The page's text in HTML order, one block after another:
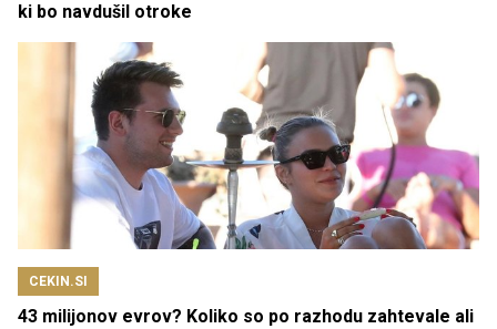
ki bo navdušil otroke
CEKIN.SI
43 milijonov evrov? Koliko so po razhodu zahtevale ali